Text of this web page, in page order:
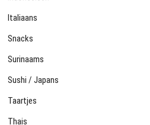
Italiaans
Snacks
Surinaams
Sushi / Japans
Taartjes
Thais